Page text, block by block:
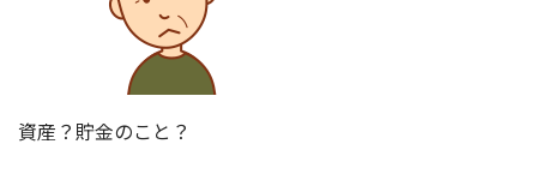
資産？貯金のこと？